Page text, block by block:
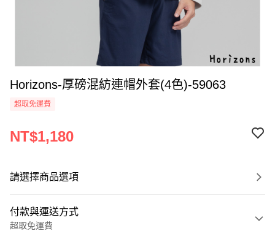
Horizons-厚磅混紡連帽外套(4色)-59063
超取免運費
NT$1,180
請選擇商品選項
付款與運送方式
超取免運費